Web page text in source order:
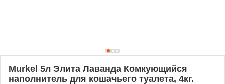
Murkel 5л Элита Лаванда Комкующийся
наполнитель для кошачьего туалета, 4кг.